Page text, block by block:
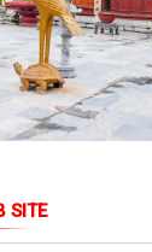
lần, thời gian
vào...
là tăng thu
định của...
SITE